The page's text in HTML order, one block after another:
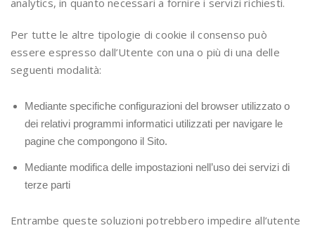
analytics, in quanto necessari a fornire i servizi richiesti.
Per tutte le altre tipologie di cookie il consenso può
essere espresso dall’Utente con una o più di una delle
seguenti modalità:
Mediante specifiche configurazioni del browser utilizzato o
dei relativi programmi informatici utilizzati per navigare le
pagine che compongono il Sito.
Mediante modifica delle impostazioni nell’uso dei servizi di
terze parti
Entrambe queste soluzioni potrebbero impedire all’utente